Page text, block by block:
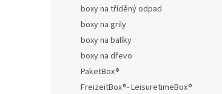
boxy na tříděný odpad
boxy na grily
boxy na balíky
boxy na dřevo
PaketBox®
FreizeitBox®- LeisuretimeBox®